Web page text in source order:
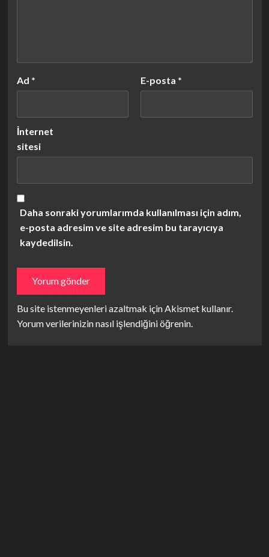
Ad * E-posta *
İnternet
sitesi
Daha sonraki yorumlarımda kullanılması için adım,
e-posta adresim ve site adresim bu tarayıcıya
kaydedilsin.
Bu site istenmeyenleri azaltmak için Akismet kullanır.
Yorum verilerinizin nasıl işlendiğini öğrenin.